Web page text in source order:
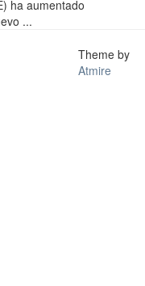
ha aumentado
...
Theme by
Atmire